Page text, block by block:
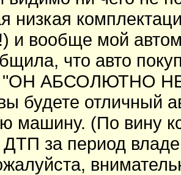
низкая
и вообще мой
что авто
"ОН АБСОЛЮТНО
будете отличный
машину. (По вину
за период